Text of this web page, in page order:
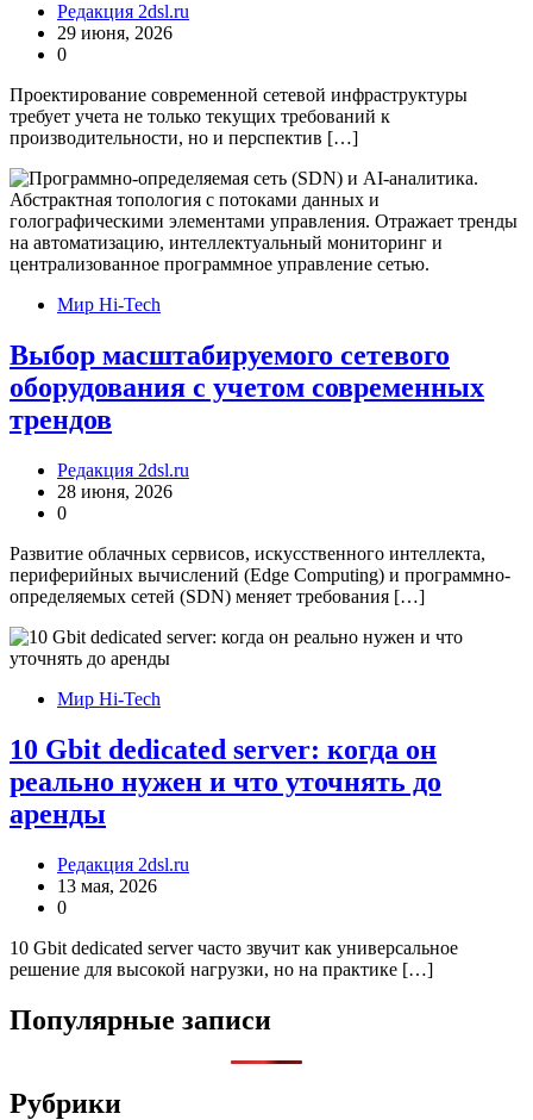
Редакция 2dsl.ru
29 июня, 2026
0
Проектирование современной сетевой инфраструктуры
требует учета не только текущих требований к
производительности, но и перспектив […]
Мир Hi-Tech
Выбор масштабируемого сетевого
оборудования с учетом современных
трендов
Редакция 2dsl.ru
28 июня, 2026
0
Развитие облачных сервисов, искусственного интеллекта,
периферийных вычислений (Edge Computing) и программно-
определяемых сетей (SDN) меняет требования […]
Мир Hi-Tech
10 Gbit dedicated server: когда он
реально нужен и что уточнять до
аренды
Редакция 2dsl.ru
13 мая, 2026
0
10 Gbit dedicated server часто звучит как универсальное
решение для высокой нагрузки, но на практике […]
Популярные записи
Рубрики